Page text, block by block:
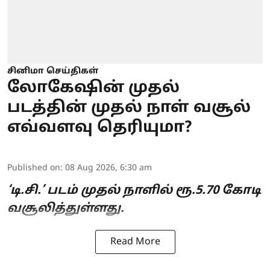
சினிமா செய்திகள்
லோகேஷின் முதல்
படத்தின் முதல் நாள் வசூல்
எவ்வளவு தெரியுமா?
Published on: 08 Aug 2026, 6:30 am
‘டி.சி.’ படம் முதல் நாளில் ரூ.5.70 கோடி
வசூலித்துள்ளது.
Read More